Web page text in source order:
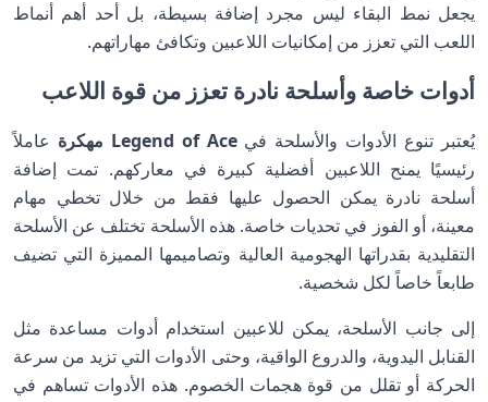
يجعل نمط البقاء ليس مجرد إضافة بسيطة، بل أحد أهم أنماط
اللعب التي تعزز من إمكانيات اللاعبين وتكافئ مهاراتهم.
أدوات خاصة وأسلحة نادرة تعزز من قوة اللاعب
يُعتبر تنوع الأدوات والأسلحة فيLegend of Ace مهكرة
عاملاً
رئيسيًا يمنح اللاعبين أفضلية كبيرة في معاركهم. تمت إضافة
أسلحة نادرة يمكن الحصول عليها فقط من خلال تخطي مهام
معينة، أو الفوز في تحديات خاصة. هذه الأسلحة تختلف عن الأسلحة
التقليدية بقدراتها الهجومية العالية وتصاميمها المميزة التي تضيف
طابعاً خاصاً لكل شخصية.
إلى جانب الأسلحة، يمكن للاعبين استخدام أدوات مساعدة مثل
القنابل اليدوية، والدروع الواقية، وحتى الأدوات التي تزيد من سرعة
الحركة أو تقلل من قوة هجمات الخصوم. هذه الأدوات تساهم في